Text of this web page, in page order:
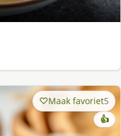
Maak favoriet5
👍